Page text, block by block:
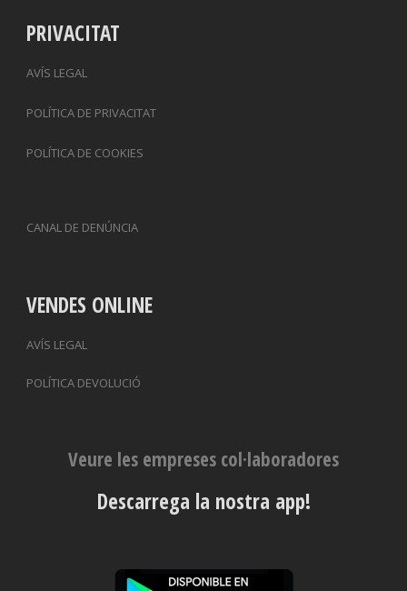
PRIVACITAT
AVÍS LEGAL
POLÍTICA DE PRIVACITAT
POLÍTICA DE COOKIES
CANAL DE DENÚNCIA
VENDES ONLINE
AVÍS LEGAL
POLÍTICA DEVOLUCIÓ
Veure les empreses col·laboradores
Descarrega la nostra app!